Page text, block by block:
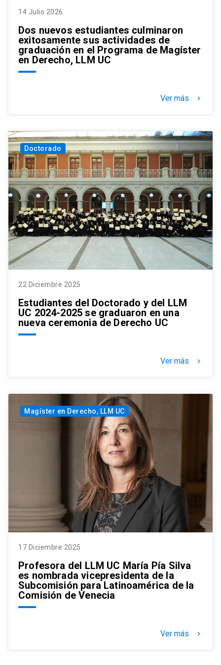
14 Julio 2026
Dos nuevos estudiantes culminaron
exitosamente sus actividades de
graduación en el Programa de Magíster
en Derecho, LLM UC
Ver más keyboard_arrow_right
Doctorado
22 Diciembre 2025
Estudiantes del Doctorado y del LLM
UC 2024-2025 se graduaron en una
nueva ceremonia de Derecho UC
Ver más keyboard_arrow_right
Magíster en Derecho, LLM UC
17 Diciembre 2025
Profesora del LLM UC María Pía Silva
es nombrada vicepresidenta de la
Subcomisión para Latinoamérica de la
Comisión de Venecia
Ver más keyboard_arrow_right